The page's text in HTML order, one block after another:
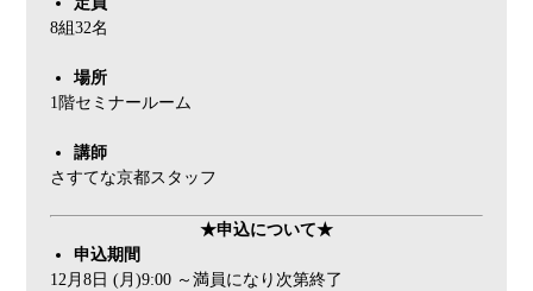
8組32名
場所
1階セミナールーム
講師
さすてな京都スタッフ
★申込について★
申込期間
12月8日 (月)9:00 ～満員になり次第終了